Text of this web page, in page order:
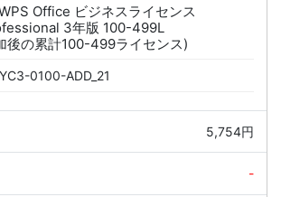
Office ビジネスライセンス
3年版 100-499L
後の累計100-499ライセンス)
0100-ADD_21
5,754円
-